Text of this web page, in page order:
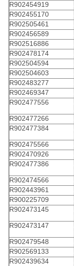
R902454919
R902455170
R902505461
R902456589
R902516886
R902478174
R902504594
R902504603
R902483277
R902469347
R902477556
R902477266
R902477384
R902475566
R902470926
R902477386
R902474566
R902443961
R900225709
R902473145
R902473147
R902479548
R902569133
R902439634